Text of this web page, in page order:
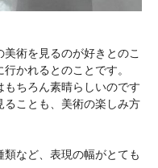
術を見るのが好きとのこ
かれるとのことです。
ちろん素晴らしいのです
ことも、美術の楽しみ方
など、表現の幅がとても